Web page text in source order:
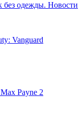
без одежды. Новости
Vanguard
Payne 2